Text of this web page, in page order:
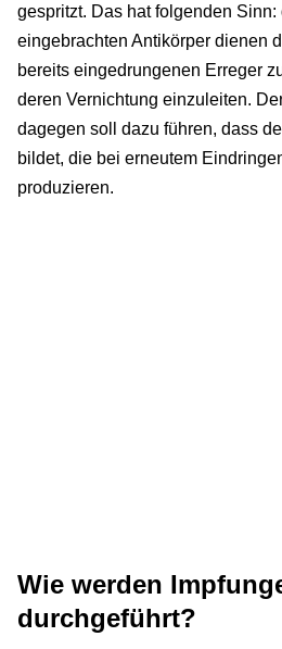
gespritzt. Das hat folgenden
eingebrachten Antikörper dienen
bereits eingedrungenen Erreger
deren Vernichtung einzuleiten.
dagegen soll dazu führen, dass
bildet, die bei erneutem
produzieren.
Wie werden
durchgeführt?